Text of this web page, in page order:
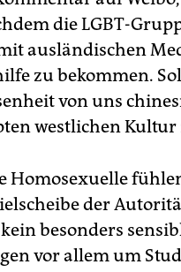
die LGBT-
ausländischen
zu bekommen.
von uns
westlichen Kultur
Homosexuelle
der
besonders
vor allem um